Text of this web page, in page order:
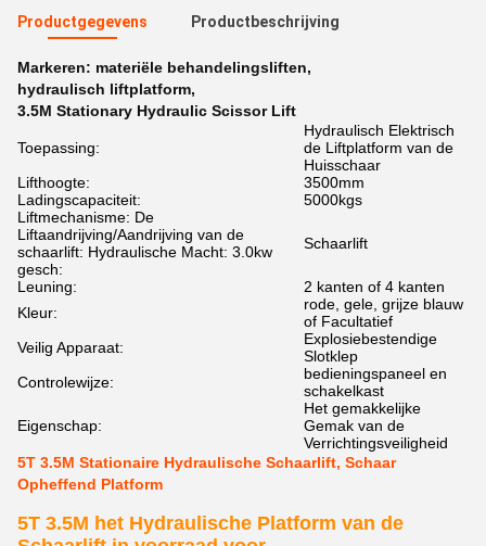
Productgegevens Productbeschrijving
Markeren: materiële behandelingsliften,
hydraulisch liftplatform,
3.5M Stationary Hydraulic Scissor Lift
Toepassing:
Hydraulisch Elektrisch
de Liftplatform van de
Huisschaar
Lifthoogte:
3500mm
Ladingscapaciteit:
5000kgs
Liftmechanisme: De
Liftaandrijving/Aandrijving van de
schaarlift: Hydraulische Macht: 3.0kw
gesch:
Schaarlift
Leuning:
2 kanten of 4 kanten
Kleur:
rode, gele, grijze blauw
of Facultatief
Veilig Apparaat:
Explosiebestendige
Slotklep
Controlewijze:
bedieningspaneel en
schakelkast
Eigenschap:
Het gemakkelijke
Gemak van de
Verrichtingsveiligheid
5T 3.5M Stationaire Hydraulische Schaarlift, Schaar
Opheffend Platform
5T 3.5M het Hydraulische Platform van de